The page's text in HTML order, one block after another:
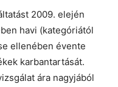
2009. elején
havi (kategóriától
ellenében évente
karbantartását.
ára nagyjából